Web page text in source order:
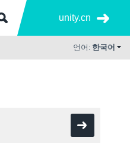
unity.cn
언어: 한국어